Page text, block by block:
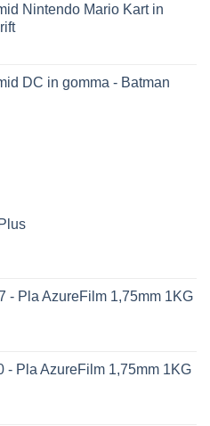
Nintendo Mario Kart in
DC in gomma - Batman
- Pla AzureFilm 1,75mm 1KG
- Pla AzureFilm 1,75mm 1KG